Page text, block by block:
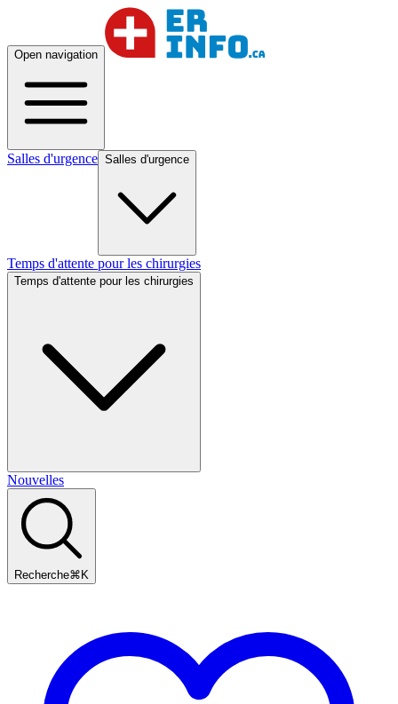
Open navigation
Salles d'urgence Salles d'urgence
Temps d'attente pour les chirurgies
Temps d'attente pour les chirurgies
Nouvelles
Recherche⌘ K